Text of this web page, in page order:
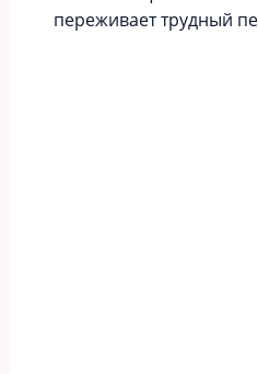
переживает трудный